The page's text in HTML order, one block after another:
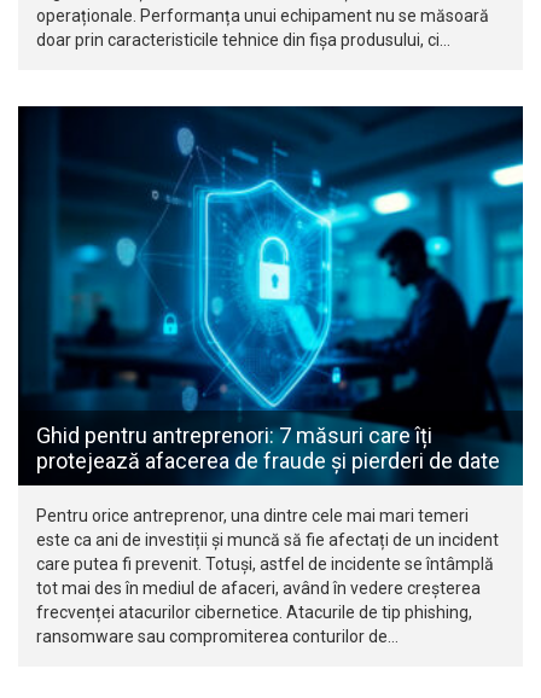
operaționale. Performanța unui echipament nu se măsoară
doar prin caracteristicile tehnice din fișa produsului, ci…
Ghid pentru antreprenori: 7 măsuri care îți
protejează afacerea de fraude și pierderi de date
Pentru orice antreprenor, una dintre cele mai mari temeri
este ca ani de investiții și muncă să fie afectați de un incident
care putea fi prevenit. Totuși, astfel de incidente se întâmplă
tot mai des în mediul de afaceri, având în vedere creșterea
frecvenței atacurilor cibernetice. Atacurile de tip phishing,
ransomware sau compromiterea conturilor de…